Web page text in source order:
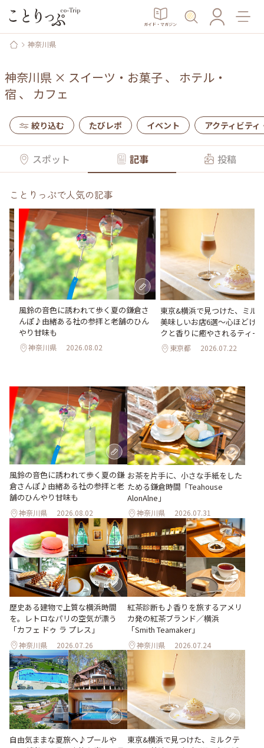
ガイド・マガジン
神奈川県
神奈川県 × スイーツ・お菓子、 ホテル・
宿 、 カフェ
絞り込む たびレポ イベント アクティビティ
スポット 記事 投稿
ことりっぷで人気の記事
風鈴の音色に誘われて歩く夏の鎌倉さ
んぽ♪由緒ある社の参拝と老舗のひん
やり甘味も
神奈川県 2026.08.02
東京&横浜で見つけた、ミル
美味しいお店6選～心ほどけ
クと香りに癒やされるティー
東京都 2026.07.22
風鈴の音色に誘われて歩く夏の鎌
倉さんぽ♪由緒ある社の参拝と老
舗のひんやり甘味も
神奈川県 2026.08.02
お茶を片手に、小さな手紙をした
ためる鎌倉時間「Teahouse
AlonAlne」
神奈川県 2026.07.31
歴史ある建物で上質な横浜時間
を。レトロなパリの空気が漂う
「カフェ ドゥ ラ プレス」
神奈川県 2026.07.26
紅茶診断も♪香りを旅するアメリ
カ発の紅茶ブランド／横浜
「Smith Teamaker」
神奈川県 2026.07.24
自由気ままな夏旅へ♪プールや
東京&横浜で見つけた、ミルクテ